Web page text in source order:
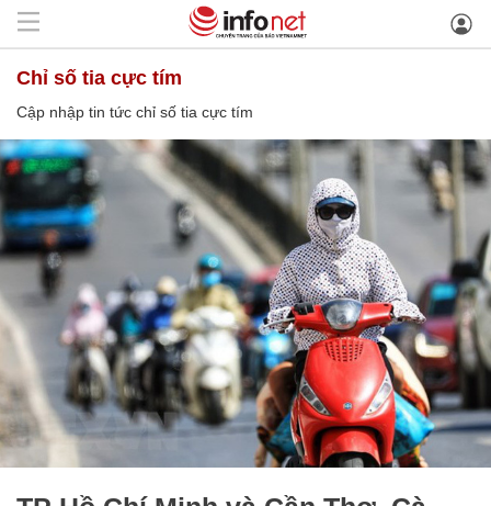
chỉ số tia cực tím
Cập nhập tin tức chỉ số tia cực tím